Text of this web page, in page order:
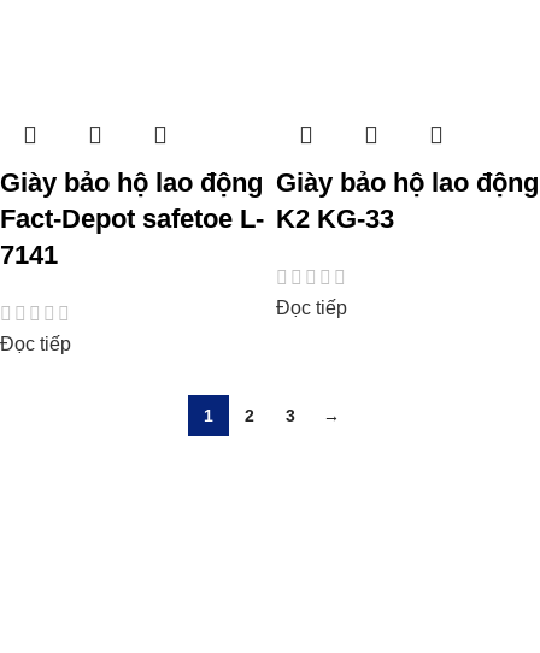
Giày bảo hộ lao động
Fact-Depot safetoe L-
7141
Đọc tiếp
Giày bảo hộ lao động
K2 KG-33
Đọc tiếp
1 2 3 →